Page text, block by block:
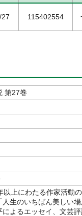
115402554
第27巻
以上にわたる作家活動
人生のいちばん美しい
によるエッセイ、文芸